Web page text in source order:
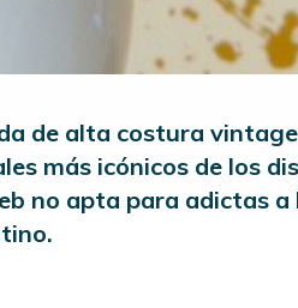
de alta costura
más icónicos de los
no apta para adictas a